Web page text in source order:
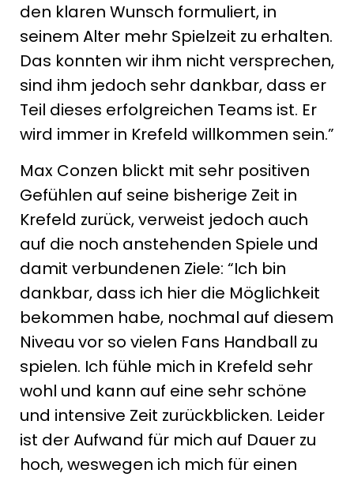
den klaren Wunsch formuliert, in
seinem Alter mehr Spielzeit zu erhalten.
Das konnten wir ihm nicht versprechen,
sind ihm jedoch sehr dankbar, dass er
Teil dieses erfolgreichen Teams ist. Er
wird immer in Krefeld willkommen sein.”
Max Conzen blickt mit sehr positiven
Gefühlen auf seine bisherige Zeit in
Krefeld zurück, verweist jedoch auch
auf die noch anstehenden Spiele und
damit verbundenen Ziele: “Ich bin
dankbar, dass ich hier die Möglichkeit
bekommen habe, nochmal auf diesem
Niveau vor so vielen Fans Handball zu
spielen. Ich fühle mich in Krefeld sehr
wohl und kann auf eine sehr schöne
und intensive Zeit zurückblicken. Leider
ist der Aufwand für mich auf Dauer zu
hoch, weswegen ich mich für einen